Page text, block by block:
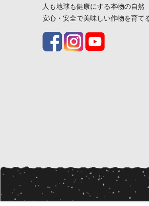
人も地球も健康にする本物の自然
安心・安全で美味しい作物を育て